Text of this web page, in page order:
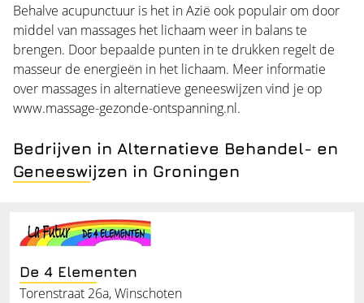
Behalve acupunctuur is het in Azië ook populair om door
middel van massages het lichaam weer in balans te
brengen. Door bepaalde punten in te drukken regelt de
masseur de energieën in het lichaam. Meer informatie
over massages in alternatieve geneeswijzen vind je op
www.massage-gezonde-ontspanning.nl.
Bedrijven in Alternatieve Behandel- en
Geneeswijzen in Groningen
De 4 Elementen
Torenstraat 26a, Winschoten